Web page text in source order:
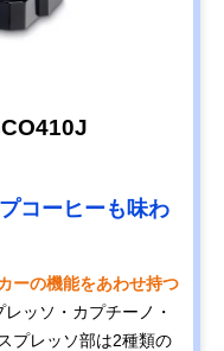
コーヒーも味わ
ーの機能をあわせ持つ
ッソ・カプチーノ・
プレッソ部は2種類の